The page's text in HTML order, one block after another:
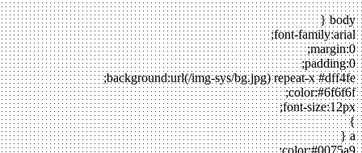
body {
font-family:arial;
margin:0;
padding:0;
background:url(/img-sys/bg.jpg) repeat-x #dff4fe;
color:#6f6f6f;
font-size:12px;
}
a {
color:#0075a9;